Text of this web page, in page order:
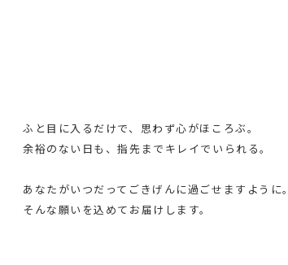
ふと目に入るだけで、思わず心がほころぶ。
余裕のない日も、指先までキレイでいられる。
あなたがいつだってごきげんに過ごせますように。
そんな願いを込めてお届けします。